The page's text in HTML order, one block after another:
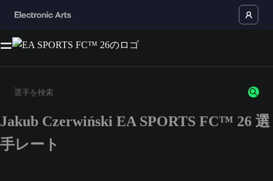
3文字以上の文字または数字を入力してください。
Jakub Czerwiński EA SPORTS FC™ 26 選
手レート